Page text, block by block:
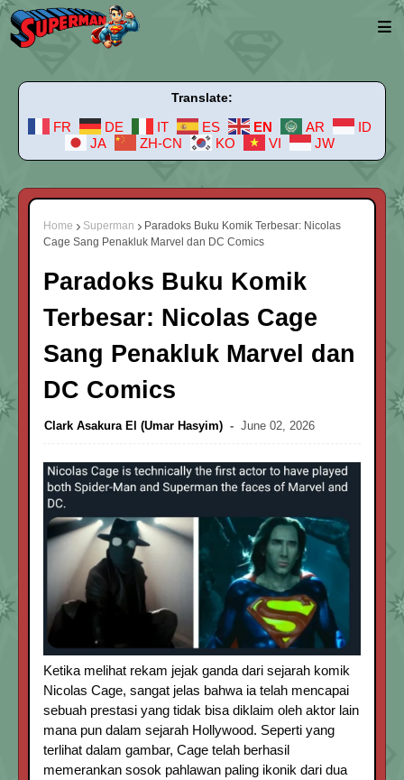
Translate:
FR DE IT ES EN AR
ID
JA
ZH-CN KO VI JW
Home Superman
Paradoks Buku Komik Terbesar: Nicolas
Cage Sang Penakluk Marvel dan DC Comics
Paradoks Buku Komik
Terbesar: Nicolas Cage
Sang Penakluk Marvel dan
DC Comics
Clark Asakura El (Umar Hasyim) June 02, 2026
Ketika melihat rekam jejak ganda dari sejarah komik
Nicolas Cage, sangat jelas bahwa ia telah mencapai
sebuah prestasi yang tidak bisa diklaim oleh aktor lain
mana pun dalam sejarah Hollywood. Seperti yang
terlihat dalam gambar, Cage telah berhasil
memerankan sosok pahlawan paling ikonik dari dua